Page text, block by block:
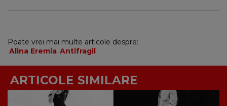
Poate vrei mai multe articole despre:
Alina Eremia Antifragil
ARTICOLE SIMILARE